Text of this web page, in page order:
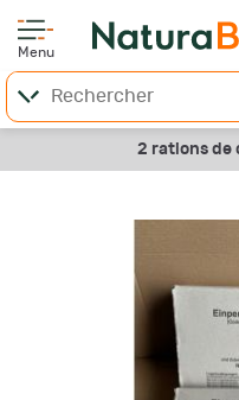
Menu
2 rations de